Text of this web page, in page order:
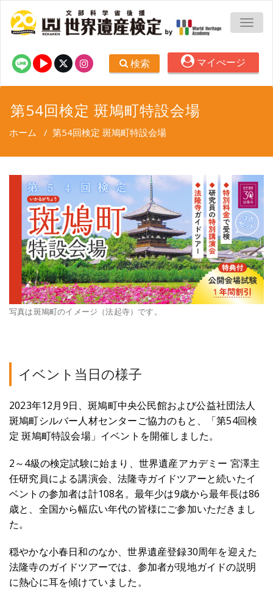
検索 マイぺージ
第54回検定 斑鳩町特設会場
ホーム / 第54回検定 斑鳩町特設会場
写真は斑鳩町のイメージ（法起寺）です。
イベント当日の様子
2023年12月9日、斑鳩町中央公民館および公益社団法人
斑鳩町シルバー人材センターご協力のもと、「第54回検
定 斑鳩町特設会場」イベントを開催しました。
2～4級の検定試験に始まり、世界遺産アカデミー 宮澤主
任研究員による講演会、法隆寺ガイドツアーと続いたイ
ベントの参加者は計108名。最年少は9歳から最年長は86
歳と、全国から幅広い年代の皆様にご参加いただきまし
た。
穏やかな小春日和のなか、世界遺産登録30周年を迎えた
法隆寺のガイドツアーでは、参加者が現地ガイドの説明
に熱心に耳を傾けていました。